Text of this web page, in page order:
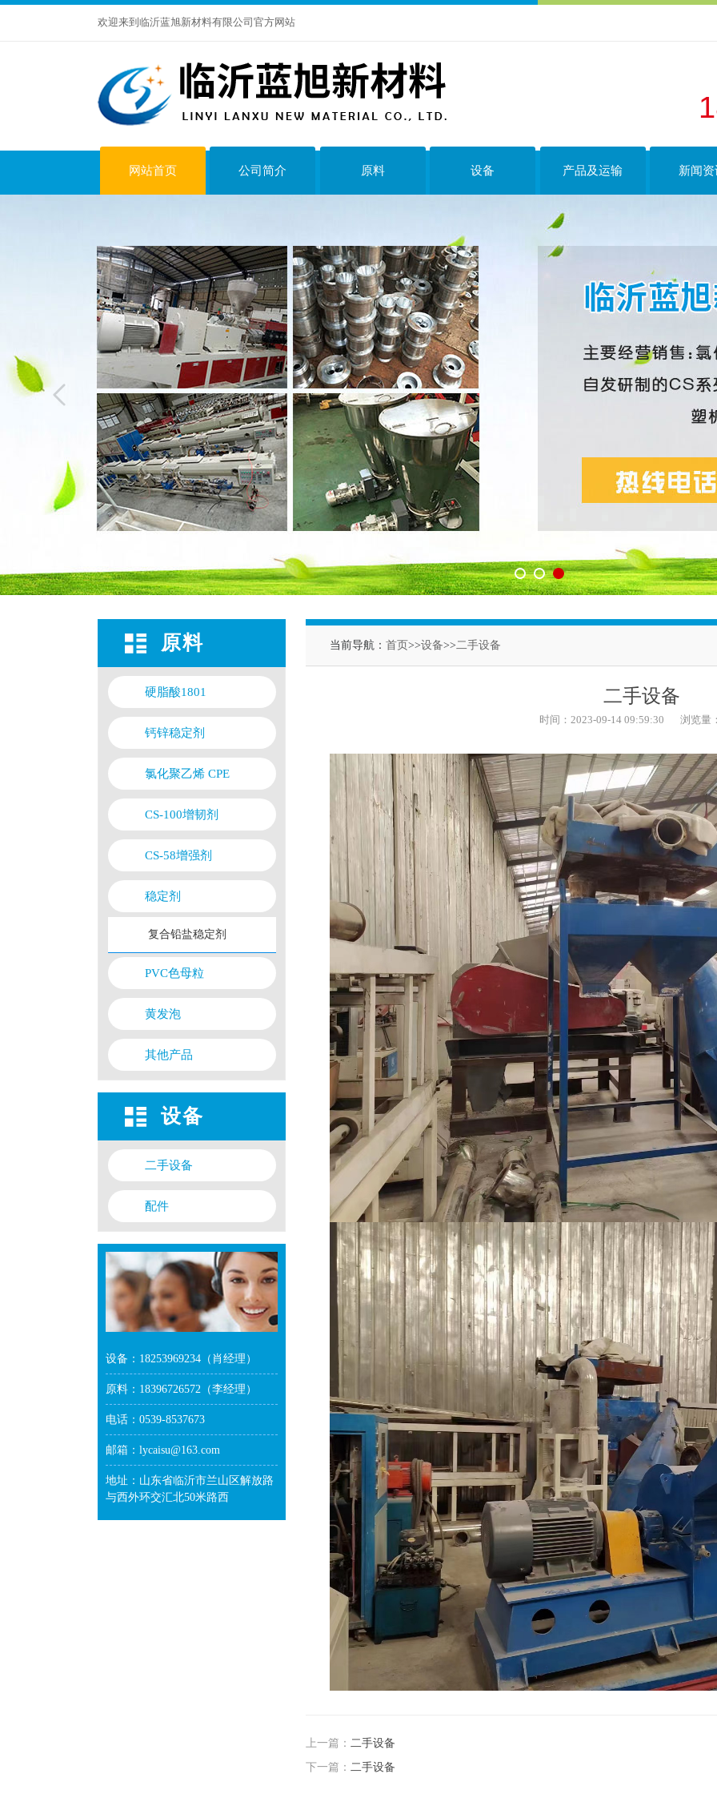
欢迎来到临沂蓝旭新材料有限公司官方网站
网站首页 公司简介 原料 设备 产品及运输 新闻
1 2 3
原料
硬脂酸1801
钙锌稳定剂
氯化聚乙烯 CPE
CS-100增韧剂
CS-58增强剂
稳定剂
复合铅盐稳定剂
PVC色母粒
黄发泡
其他产品
设备
二手设备
配件
设备：18253969234（肖经理）
原料：18396726572（李经理）
电话：0539-8537673
邮箱：lycaisu@163.com
地址：山东省临沂市兰山区解放路
与西外环交汇北50米路西
当前导航： 首页 >>设备>>二手设备
二手设备
时间：2023-09-14 09:59:30 浏览量
上一篇： 二手设备
下一篇： 二手设备